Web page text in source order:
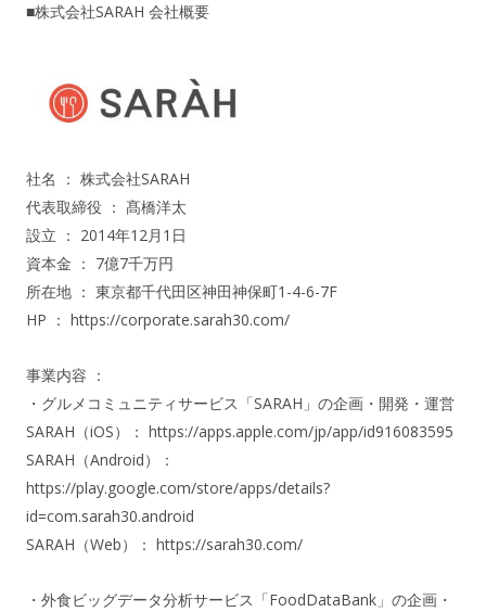
■株式会社SARAH 会社概要
社名 ： 株式会社SARAH
代表取締役 ： 髙橋洋太
設立 ： 2014年12月1日
資本金 ： 7億7千万円
所在地 ： 東京都千代田区神田神保町1-4-6-7F
HP ： https://corporate.sarah30.com/
事業内容 ：
・グルメコミュニティサービス「SARAH」の企画・開発・運営
SARAH（iOS）： https://apps.apple.com/jp/app/id916083595
SARAH（Android）：
https://play.google.com/store/apps/details?
id=com.sarah30.android
SARAH（Web）： https://sarah30.com/
・外⾷ビッグデータ分析サービス「FoodDataBank」の企画・